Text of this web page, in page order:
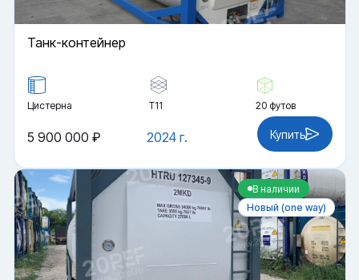
Танк-контейнер
Цистерна Т11 20 футов
2024 г.
5 900 000 ₽ Купить
В наличии
Новый (one way)